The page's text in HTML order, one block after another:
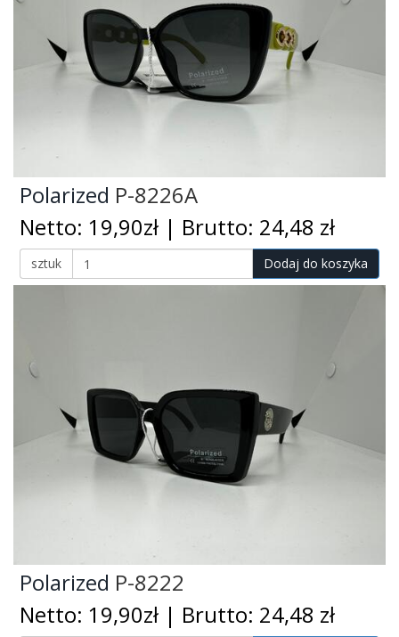
Polarized P-8226A
Netto: 19,90zł | Brutto: 24,48 zł
sztuk Dodaj do koszyka
Polarized P-8222
Netto: 19,90zł | Brutto: 24,48 zł